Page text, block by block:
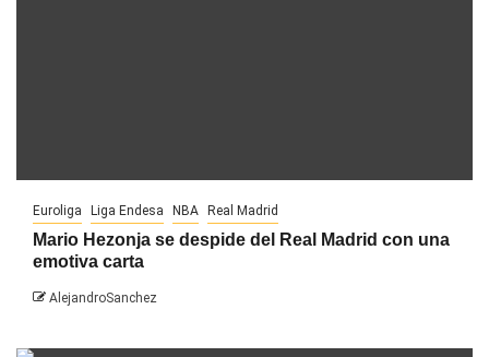
Euroliga Liga Endesa NBA Real Madrid
Mario Hezonja se despide del Real Madrid con una
emotiva carta
AlejandroSanchez